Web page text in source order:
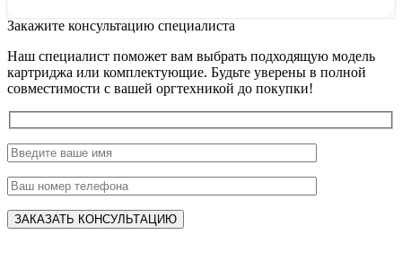
Закажите консультацию специалиста
Наш специалист поможет вам выбрать подходящую модель
картриджа или комплектующие. Будьте уверены в полной
совместимости с вашей оргтехникой до покупки!